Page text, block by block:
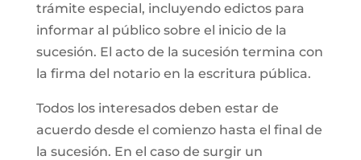
trámite especial, incluyendo edictos para
informar al público sobre el inicio de la
sucesión. El acto de la sucesión termina con
la firma del notario en la escritura pública.
Todos los interesados deben estar de
acuerdo desde el comienzo hasta el final de
la sucesión. En el caso de surgir un